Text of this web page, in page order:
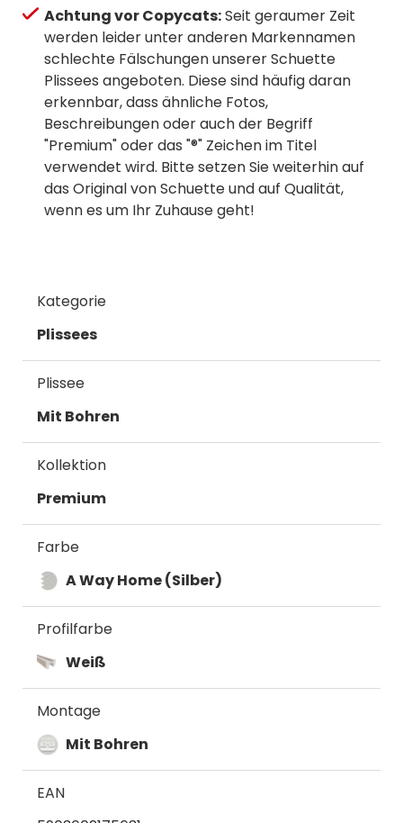
Achtung vor Copycats:Seit geraumer Zeit
werden leider unter anderen Markennamen
schlechte Fälschungen unserer Schuette
Plissees angeboten. Diese sind häufig daran
erkennbar, dass ähnliche Fotos,
Beschreibungen oder auch der Begriff
"Premium" oder das "®" Zeichen im Titel
verwendet wird. Bitte setzen Sie weiterhin auf
das Original von Schuette und auf Qualität,
wenn es um Ihr Zuhause geht!
Kategorie
Plissees
Plissee
Mit Bohren
Kollektion
Premium
Farbe
A Way Home (Silber)
Profilfarbe
Weiß
Montage
Mit Bohren
EAN